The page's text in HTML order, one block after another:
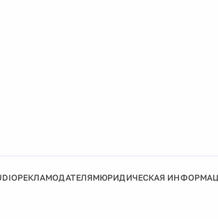
РЕКЛАМОДАТЕЛЯМЮРИДИЧЕСКАЯ